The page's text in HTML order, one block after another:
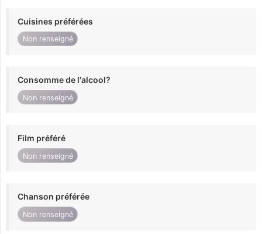
Cuisines préférées
Non renseigné
Consomme de l'alcool?
Non renseigné
Film préféré
Non renseigné
Chanson préférée
Non renseigné